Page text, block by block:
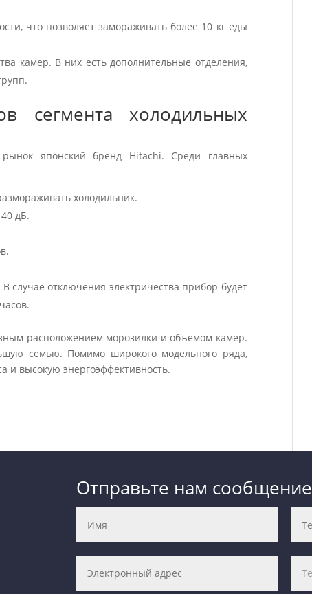
что позволяет замораживать более 10 кг еды
камер. В них есть дополнительные отделения,
сегмента холодильных
японский бренд Hitachi. Среди главных
холодильник.
дБ.
случае отключения электричества прибор будет
расположением морозилки и объемом камер.
семью. Помимо широкого модельного ряда,
и высокую энергоэффективность.
Отправьте нам сообщение